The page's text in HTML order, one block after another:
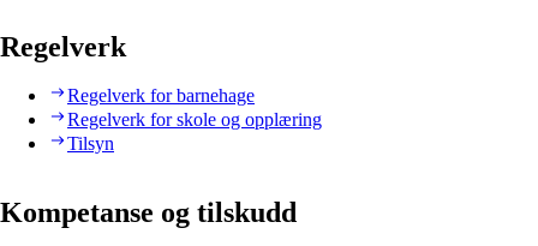
Regelverk
Regelverk for barnehage
Regelverk for skole og opplæring
Tilsyn
Kompetanse og tilskudd